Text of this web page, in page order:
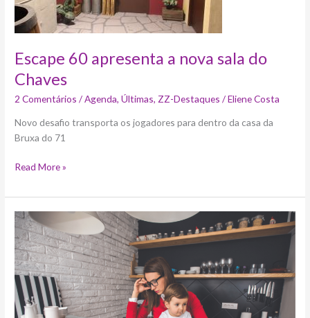
Escape 60 apresenta a nova sala do
Chaves
2 Comentários /Agenda,Últimas, ZZ-Destaques /Eliene Costa
Novo desafio transporta os jogadores para dentro da casa da
Bruxa do 71
Chaves
Read More »
Mulheres
da
região
Sudeste
estão
mais
sobrecarregadas